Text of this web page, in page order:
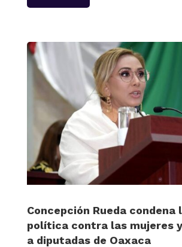
Concepción Rueda condena
política contra las mujeres
a diputadas de Oaxaca